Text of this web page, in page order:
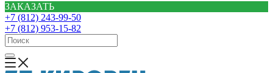
ЗАКАЗАТЬ
+7 (812) 243-99-50
+7 (812) 953-15-82